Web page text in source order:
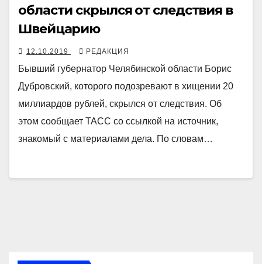
области скрылся от следствия в
Швейцарию
12.10.2019 РЕДАКЦИЯ
Бывший губернатор Челябинской области Борис
Дубровский, которого подозревают в хищении 20
миллиардов рублей, скрылся от следствия. Об
этом сообщает ТАСС со ссылкой на источник,
знакомый с материалами дела. По словам…